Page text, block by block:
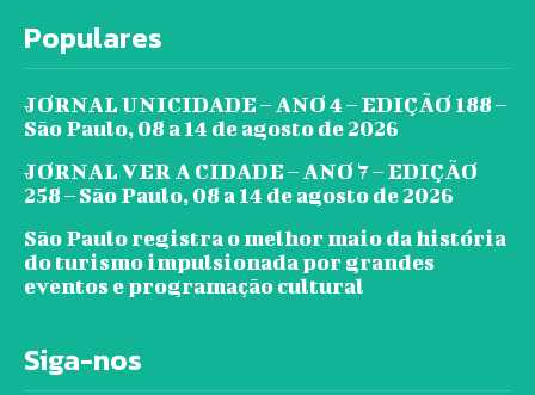
Populares
JORNAL UNICIDADE – ANO 4 – EDIÇÃO 188 –
São Paulo, 08 a 14 de agosto de 2026
JORNAL VER A CIDADE – ANO 7 – EDIÇÃO
258 – São Paulo, 08 a 14 de agosto de 2026
São Paulo registra o melhor maio da história
do turismo impulsionada por grandes
eventos e programação cultural
Siga-nos